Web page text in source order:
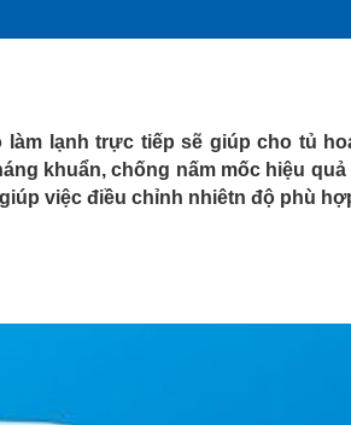
lạnh trực tiếp sẽ giúp cho tủ
khuẩn, chống nấm mốc hiệu
việc điều chỉnh nhiêtn độ phù